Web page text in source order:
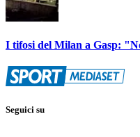
I tifosi del Milan a Gasp:
Seguici su